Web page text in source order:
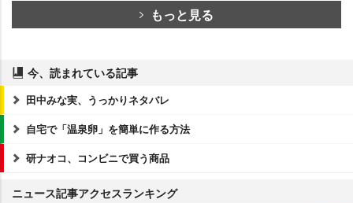
もっと見る
今、読まれている記事
田中みな実、うっかりネタバレ
自宅で「温泉卵」を簡単に作る方法
研ナオコ、コンビニで買う商品
ニュース記事アクセスランキング